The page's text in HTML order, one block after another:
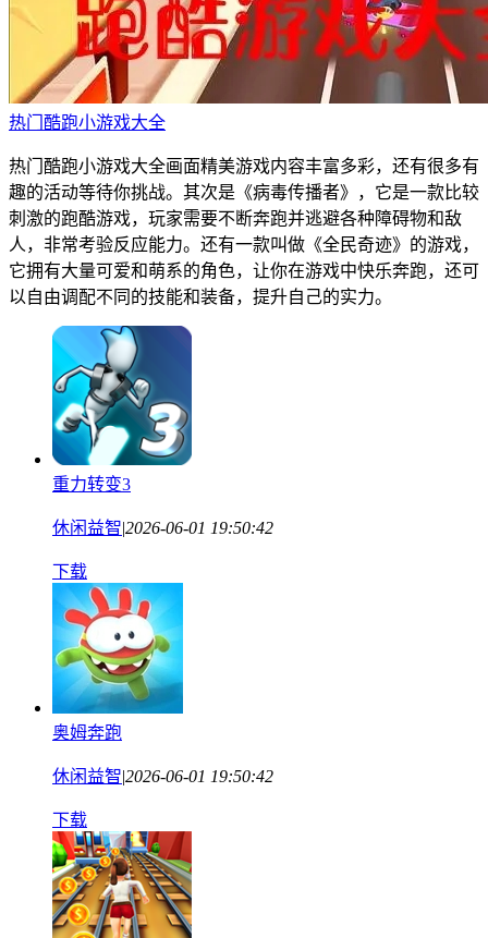
热门酷跑小游戏大全
热门酷跑小游戏大全画面精美游戏内容丰富多彩，还有很多有
趣的活动等待你挑战。其次是《病毒传播者》，它是一款比较
刺激的跑酷游戏，玩家需要不断奔跑并逃避各种障碍物和敌
人，非常考验反应能力。还有一款叫做《全民奇迹》的游戏，
它拥有大量可爱和萌系的角色，让你在游戏中快乐奔跑，还可
以自由调配不同的技能和装备，提升自己的实力。
重力转变3
休闲益智|2026-06-01 19:50:42
下载
奥姆奔跑
休闲益智|2026-06-01 19:50:42
下载